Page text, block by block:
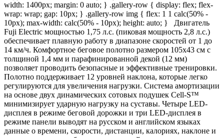
width: 1400px; margin: 0 auto; } .gallery-row { display: flex; flex-
wrap: wrap; gap: 10px; } .gallery-row img { flex: 1 1 calc(50% -
10px); max-width: calc(50% - 10px); height: auto; } Двигатель
Fuji Electric мощностью 1,75 л.с. (пиковая мощность 2,8 л.с.)
обеспечивает плавную работу в диапазоне скоростей от 1 до
14 км/ч. Комфортное беговое полотно размером 105х43 см с
толщиной 1,4 мм и парафинированной декой (12 мм)
позволяет проводить безопасные и эффективные тренировки.
Полотно поддерживает 12 уровней наклона, которые легко
регулируются для увеличения нагрузки. Система амортизации
на основе двух динамических сотовых подушек Cell-S™
минимизирует ударную нагрузку на суставы. Четыре LED-
дисплея в режиме беговой дорожки и три LED-дисплея в
режиме панели выводят на русском и английском языках
данные о времени, скорости, дистанции, калориях, наклоне и